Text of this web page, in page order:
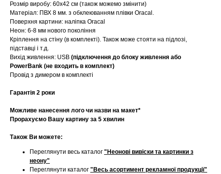
Розмір виробу: 60х42 см (також можемо змінити)
Матеріал: ПВХ 8 мм. з обклеюванням плівки Oracal.
Поверхня картини: наліпка Oracal
Неон: 6-8 мм нового покоління
Кріплення на стіну (в комплекті). Також може стояти на підлозі,
підставці і т.д.
Вихід живлення: USB (підключення до блоку живлення або
PowerBank (не входить в комплект)
Провід з димером в комплекті
Гарантія 2 роки
Можливе нанесення лого чи назви на макет*
Прорахуємо Вашу картину за 5 хвилин
Також Ви можете:
Переглянути весь каталог "Неонові вивіски та картинки з
неону"
Переглянути каталог "Весь асортимент рекламної продукції"